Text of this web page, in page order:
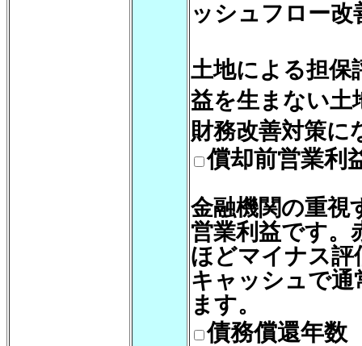
ッシュフロー
土地による担保
益を生まない土
財務改善対策に
償却前営業利
金融機関の重視
営業利益です。
ほどマイナス
キャッシュで
ます。
債務償還年数